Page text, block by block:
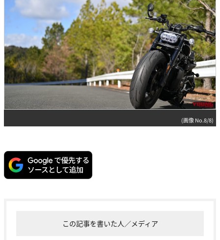
(画像 No.8/8)
この記事を書いた人／メディア